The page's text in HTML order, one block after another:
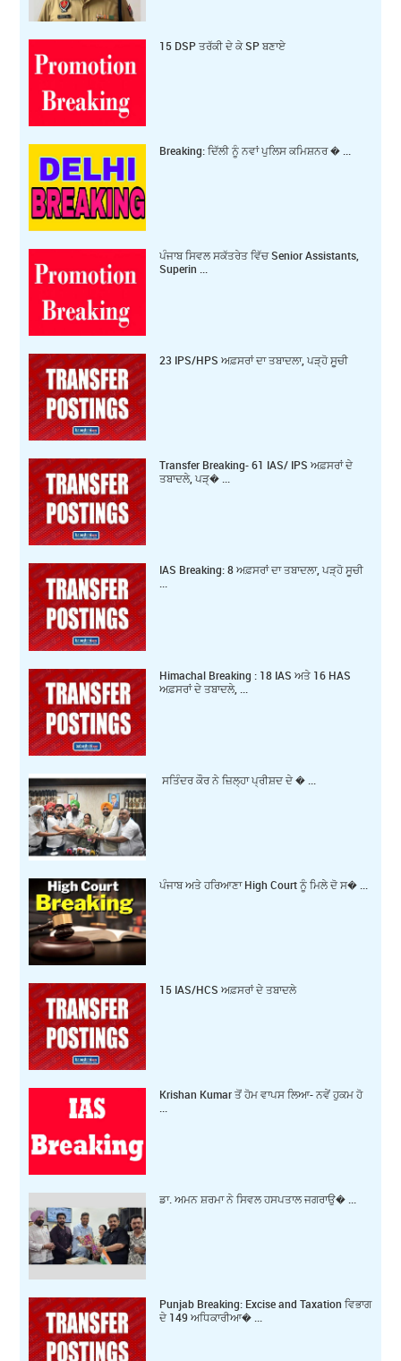
15 DSP ਤਰੱਕੀ ਦੇ ਕੇ SP ਬਣਾਏ
Breaking: ਦਿੱਲੀ ਨੂੰ ਨਵਾਂ ਪੁਲਿਸ ਕਮਿਸ਼ਨਰ � ...
ਪੰਜਾਬ ਸਿਵਲ ਸਕੱਤਰੇਤ ਵਿੱਚ Senior Assistants,
Superin ...
23 IPS/HPS ਅਫ਼ਸਰਾਂ ਦਾ ਤਬਾਦਲਾ, ਪੜ੍ਹੋ ਸੂਚੀ
Transfer Breaking- 61 IAS/ IPS ਅਫ਼ਸਰਾਂ ਦੇ
ਤਬਾਦਲੇ, ਪੜ੍� ...
IAS Breaking: 8 ਅਫ਼ਸਰਾਂ ਦਾ ਤਬਾਦਲਾ, ਪੜ੍ਹੋ ਸੂਚੀ
...
Himachal Breaking : 18 IAS ਅਤੇ 16 HAS
ਅਫ਼ਸਰਾਂ ਦੇ ਤਬਾਦਲੇ, ...
ਸਤਿੰਦਰ ਕੌਰ ਨੇ ਜ਼ਿਲ੍ਹਾ ਪ੍ਰੀਸ਼ਦ ਦੇ � ...
ਪੰਜਾਬ ਅਤੇ ਹਰਿਆਣਾ High Court ਨੂੰ ਮਿਲੇ ਦੋ ਸ� ...
15 IAS/HCS ਅਫ਼ਸਰਾਂ ਦੇ ਤਬਾਦਲੇ
Krishan Kumar ਤੋਂ ਹੋਮ ਵਾਪਸ ਲਿਆ- ਨਵੇਂ ਹੁਕਮ ਹੋ
ਡਾ. ਅਮਨ ਸ਼ਰਮਾ ਨੇ ਸਿਵਲ ਹਸਪਤਾਲ ਜਗਰਾਉ� ...
Punjab Breaking: Excise and Taxation ਵਿਭਾਗ
ਦੇ 149 ਅਧਿਕਾਰੀਆ� ...